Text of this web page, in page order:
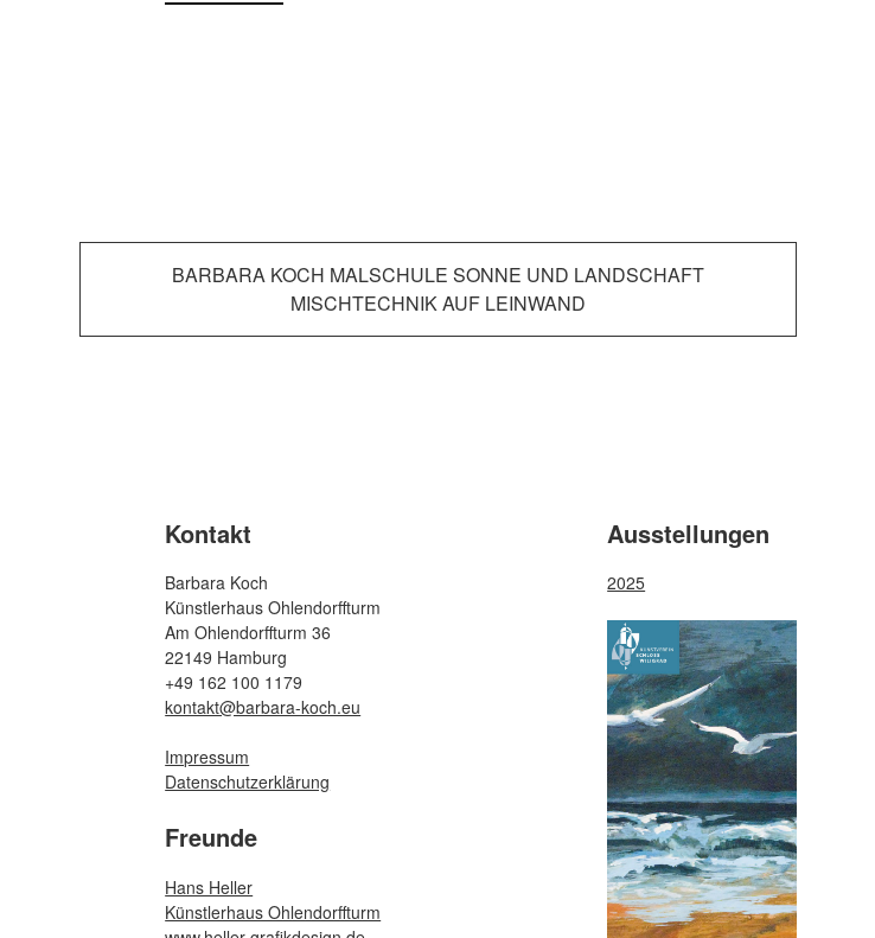
Beitragsnavigation
BARBARA KOCH MALSCHULE SONNE UND LANDSCHAFT
MISCHTECHNIK AUF LEINWAND
Kontakt
Barbara Koch
Künstlerhaus Ohlendorffturm
Am Ohlendorffturm 36
22149 Hamburg
+49 162 100 1179
kontakt@barbara-koch.eu
Impressum
Datenschutzerklärung
Freunde
Hans Heller
Künstlerhaus Ohlendorffturm
Ausstellungen
2025